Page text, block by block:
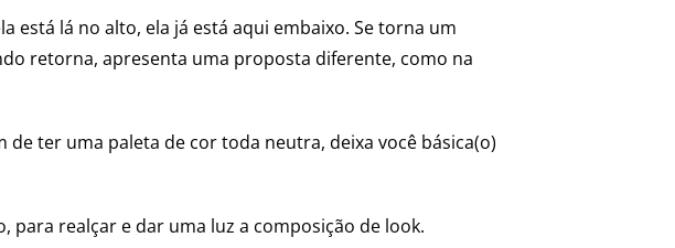
está lá no alto, ela já está aqui embaixo. Se torna um
retorna, apresenta uma proposta diferente, como na
ter uma paleta de cor toda neutra, deixa você básica(o)
para realçar e dar uma luz a composição de look.